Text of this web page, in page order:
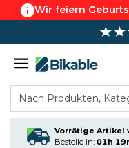
Wir feiern
Nach Produkten,
Vorrätige Artikel
Bestelle in: 01h